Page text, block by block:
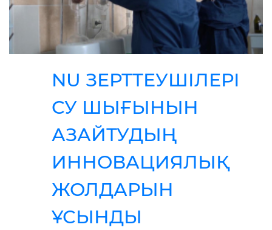
NU ЗЕРТТЕУШІЛЕРІ
СУ ШЫҒЫНЫН
АЗАЙТУДЫҢ
ИННОВАЦИЯЛЫҚ
ЖОЛДАРЫН
ҰСЫНДЫ